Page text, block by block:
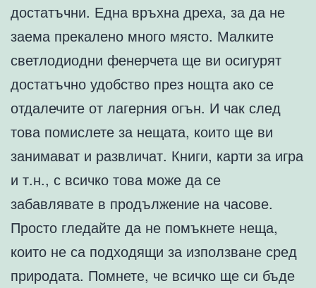
достатъчни. Една връхна дреха, за да не
заема прекалено много място. Малките
светлодиодни фенерчета ще ви осигурят
достатъчно удобство през нощта ако се
отдалечите от лагерния огън. И чак след
това помислете за нещата, които ще ви
занимават и развличат. Книги, карти за игра
и т.н., с всичко това може да се
забавлявате в продължение на часове.
Просто гледайте да не помъкнете неща,
които не са подходящи за използване сред
природата. Помнете, че всичко ще си бъде